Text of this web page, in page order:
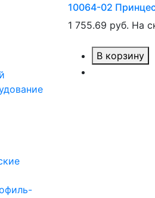
10064-02
1 755.69 руб. На
В корзину